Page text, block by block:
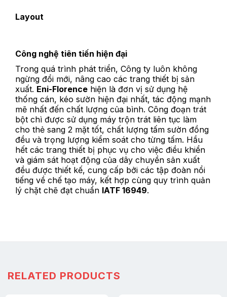
Layout
Công nghệ tiên tiến hiện đại
Trong quá trình phát triển, Công ty luôn không
ngừng đổi mới, nâng cao các trang thiết bị sản
xuất. Eni-Florence hiện là đơn vị sử dụng hệ
thống cán, kéo sườn hiện đại nhất, tác động mạnh
mẽ nhất đến chất lượng của bình. Công đoạn trát
bột chì được sử dụng máy trộn trát liên tục làm
cho thẻ sang 2 mặt tốt, chất lượng tấm sườn đồng
đều và trọng lượng kiểm soát cho từng tấm. Hầu
hết các trang thiết bị phục vụ cho việc điều khiển
và giám sát hoạt động của dây chuyền sản xuất
đều được thiết kế, cung cấp bởi các tập đoàn nổi
tiếng về chế tạo máy, kết hợp cùng quy trình quản
lý chặt chẽ đạt chuẩn IATF 16949.
RELATED PRODUCTS